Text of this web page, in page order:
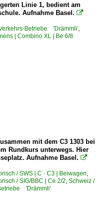
Linie 1, bedient am
Aufnahme Basel. 
Betriebe 'Drämmli'
| Combino XL | Be 6/8
mit dem C3 1303 bei
Rundkurs unterwegs. Hier
Aufnahme Basel. 
/ SWS | C · C3 | Beiwagen
/ SIG/BBC | Ce 2/2 Schweiz /
'Drämmli'